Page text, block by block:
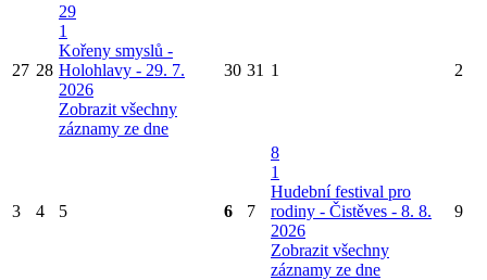
27 28
29
1
Kořeny smyslů -
Holohlavy - 29. 7.
2026
Zobrazit všechny
záznamy ze dne
30 31 1 2
3 4 5 6 7
8
1
Hudební festival pro
rodiny - Čistěves - 8. 8.
2026
Zobrazit všechny
záznamy ze dne
9